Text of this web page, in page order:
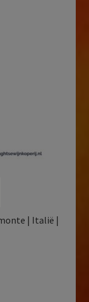
| Italië |